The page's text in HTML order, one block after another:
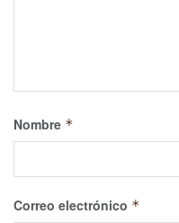
Nombre *
Correo electrónico *